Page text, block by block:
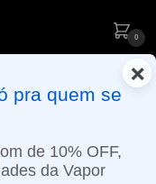
0
(SEG A SEX): PEDIDOS
×
pra quem se
de 10% OFF,
da Vapor